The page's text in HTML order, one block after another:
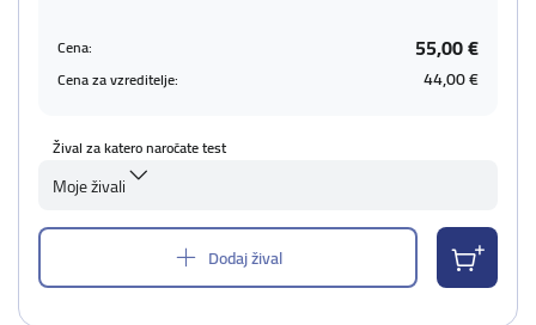
Cena: 55,00 €
Cena za vzreditelje: 44,00 €
Žival za katero naročate test
Moje živali
Dodaj žival